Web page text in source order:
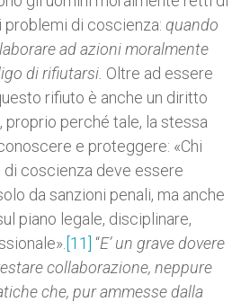
di coscienza: quando
ad azioni moralmente
di rifiutarsi. Oltre ad essere
rifiuto è anche un diritto
proprio perché tale, la stessa
e proteggere: «Chi
di coscienza deve essere
da sanzioni penali, ma anche
piano legale, disciplinare,
[11] “E’ un grave dovere
collaborazione, neppure
che, pur ammesse dalla